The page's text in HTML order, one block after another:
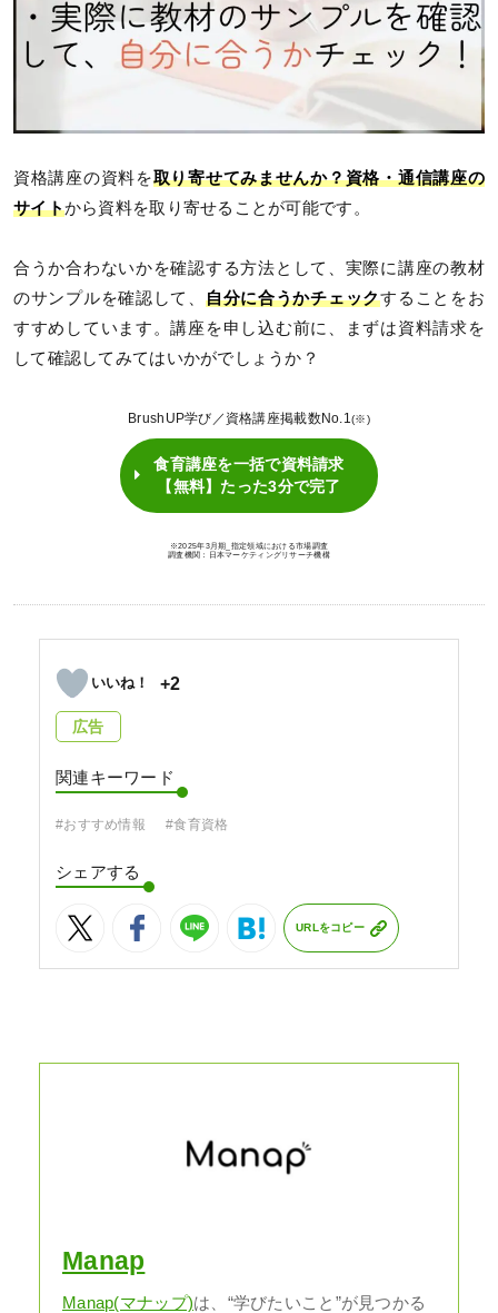
資格講座の資料を取り寄せてみませんか？資格・通信講座の
サイトから資料を取り寄せることが可能です。
合うか合わないかを確認する方法として、実際に講座の教材
のサンプルを確認して、 自分に合うかチェックすることをお
すすめしています。講座を申し込む前に、まずは資料請求を
して確認してみてはいかがでしょうか？
BrushUP学び／資格講座掲載数No.1(※)
食育講座を一括で資料請求
【無料】たった3分で完了
※2025年3月期_指定領域における市場調査
調査機関：日本マーケティングリサーチ機構
+2
広告
関連キーワード
#おすすめ情報 #食育資格
シェアする
URLをコピー
Manap
Manap(マナップ)は、“学びたいこと”が見つかる